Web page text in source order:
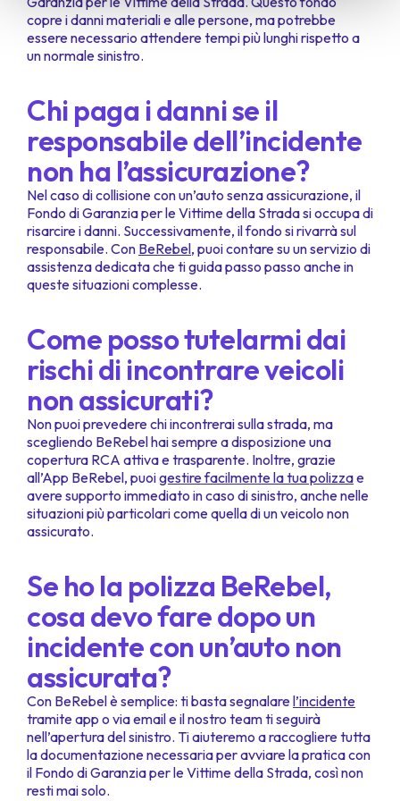
copre i danni materiali e alle persone, ma potrebbe
essere necessario attendere tempi più lunghi rispetto a
un normale sinistro.
Chi paga i danni se il
responsabile dell’incidente
non ha l’assicurazione?
Nel caso di collisione con un’auto senza assicurazione, il
Fondo di Garanzia per le Vittime della Strada si occupa di
risarcire i danni. Successivamente, il fondo si rivarrà sul
responsabile. Con BeRebel, puoi contare su un servizio di
assistenza dedicata che ti guida passo passo anche in
queste situazioni complesse.
Come posso tutelarmi dai
rischi di incontrare veicoli
non assicurati?
Non puoi prevedere chi incontrerai sulla strada, ma
scegliendo BeRebel hai sempre a disposizione una
copertura RCA attiva e trasparente. Inoltre, grazie
all’App BeRebel, puoigestire facilmente la tua polizzae
avere supporto immediato in caso di sinistro, anche nelle
situazioni più particolari come quella di un veicolo non
assicurato.
Se ho la polizza BeRebel,
cosa devo fare dopo un
incidente con un’auto non
assicurata?
Con BeRebel è semplice: ti basta segnalarel’incidente
tramite app o via email e il nostro team ti seguirà
nell’apertura del sinistro. Ti aiuteremo a raccogliere tutta
la documentazione necessaria per avviare la pratica con
il Fondo di Garanzia per le Vittime della Strada, così non
resti mai solo.